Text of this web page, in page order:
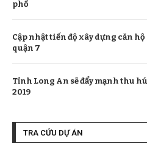
phố
Cập nhật tiến độ xây dựng căn
quận 7
Tỉnh Long An sẽ đẩy mạnh thu
2019
TRA CỨU DỰ ÁN